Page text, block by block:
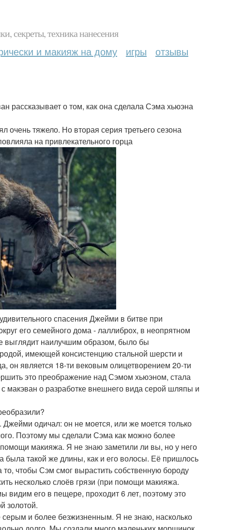
секреты, техника нанесения
и макияж на дому игры отзывы
рассказывает о том, как она сделала Сэма хьюэна
тяжело. Но вторая серия третьего сезона
на привлекательного горца
спасения Джейми в битве при
его семейного дома - лаллиброх, в неопрятном
выглядит наилучшим образом, было бы
имеющей консистенцию стальной шерсти и
он является 18-ти вековым олицетворением 20-ти
это преображение над Сэмом хьюэном, стала
макэван о разработке внешнего вида серой шляпы и
одичал: он не моется, или же моется только
Поэтому мы сделали Сэма как можно более
макияжа. Я не знаю заметили ли вы, но у него
такой же длины, как и его волосы. Её пришлось
чтобы Сэм смог вырастить собственную бороду
несколько слоёв грязи (при помощи макияжа.
его в пещере, проходит 6 лет, поэтому это
золотой.
серым и более безжизненным. Я не знаю, насколько